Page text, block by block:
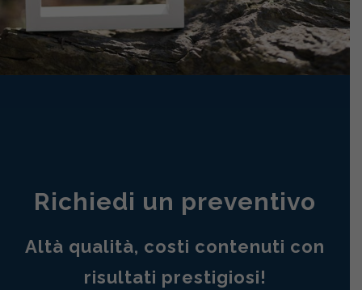
Richiedi un preventivo
Altà qualità, costi contenuti con
risultati prestigiosi!